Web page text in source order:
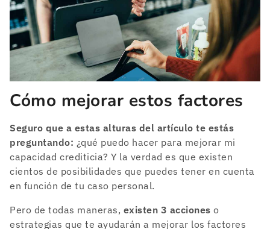
Cómo mejorar estos factores
Seguro que a estas alturas del artículo te estás
preguntando: ¿qué puedo hacer para mejorar mi
capacidad crediticia? Y la verdad es que existen
cientos de posibilidades que puedes tener en cuenta
en función de tu caso personal.
Pero de todas maneras, existen 3 acciones o
estrategias que te ayudarán a mejorar los factores